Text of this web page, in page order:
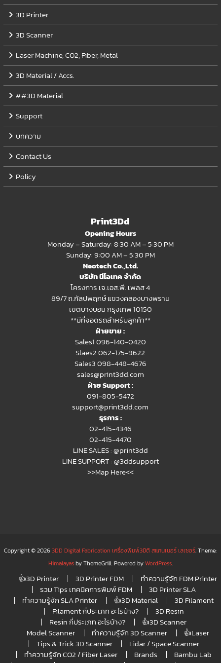
3D Printer
3D Scanner
Laser Machine, CO2, Fiber, Metal
3D Material / Accs.
##3D Material
Support
บทความ
Contact Us
Policy
Print3Dd
Opening Hours
Monday – Saturday: 8:30 AM – 5:30 PM
Sunday: 9:00 AM – 5:30 PM
Neotech Co.,Ltd.
บริษัท นีโอเทค จำกัด
โครงการ เจ.เอส.พี. เพลส 4
89/7 ถ.กัลปพฤกษ์ แขวงคลองบางพราน
เขตบางบอน กรุงเทพ 10150
**มีที่จอดรถสำหรับลูกค้า**
ฝ่ายขาย :
Sales1 096-140-0420
Slaes2062-175-9622
Sales3 098-448-4676
sales@print3dd.com
ฝ่าย Support :
091-805-5472
support@print3dd.com
ธุรการ :
02-415-4346
02-415-4470
LINE SALES :@print3dd
LINE SUPPORT :@3ddsupport
>>Map Here<<
Copyright © 20263DD Digital Fabrication เครื่องพิมพ์3มิติ สแกนเนอร์ เลเซอร์. Theme:
Himalayasby ThemeGrill. Powered byWordPress.
👍3D Printer 3D Printer FDM
ทำความรู้จัก FDM Printer
รวม Tips เทคนิคการพิมพ์ FDM
3D Printer SLA
ทำความรู้จัก SLA Printer
👍3D Material
3D Filament
Filament กี่ประเภท อะไรบ้าง?
3D Resin
Resin กี่ประเภท อะไรบ้าง?
👍3D Scanner
Model Scanner
ทำความรู้จัก 3D Scanner
👍Laser
Tips & Trick 3D Scanner
Lidar / Space Scanner
ทำความรู้จัก CO2 / Fiber Laser
Brands
Bambu Lab